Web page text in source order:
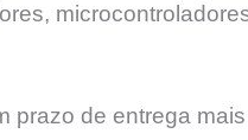
prazo de entrega